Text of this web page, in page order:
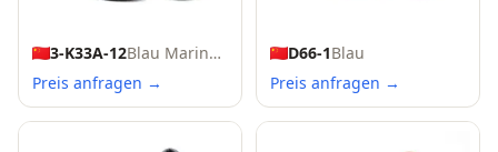
3-K33A-12
Blau Marineblau
Preis anfragen →
D66-1Blau
Preis anfragen →